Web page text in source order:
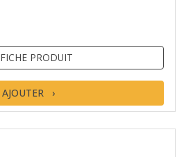
FICHE PRODUIT
AJOUTER